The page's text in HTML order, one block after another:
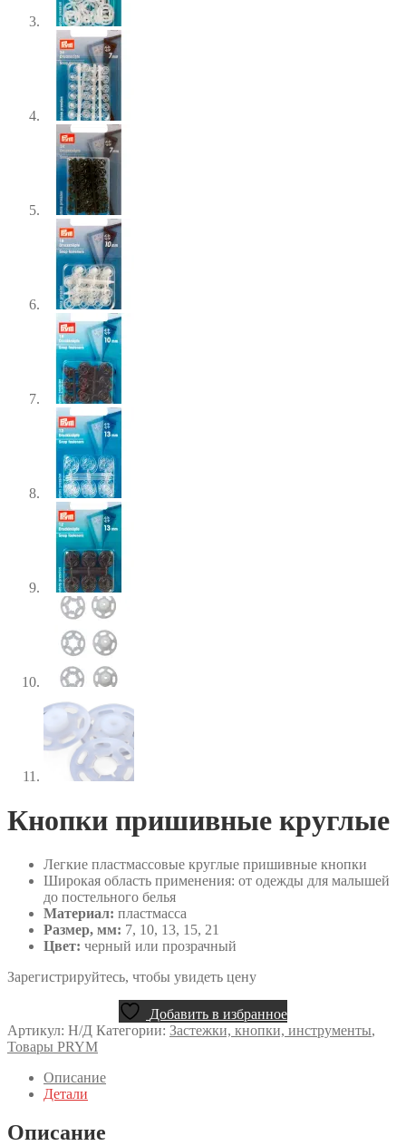
Кнопки пришивные круглые
Легкие пластмассовые круглые пришивные кнопки
Широкая область применения: от одежды для малышей
до постельного белья
Материал: пластмасса
Размер, мм: 7, 10, 13, 15, 21
Цвет: черный или прозрачный
Зарегистрируйтесь, чтобы увидеть цену
Добавить в избранное
Артикул: Н/Д Категории: Застежки, кнопки, инструменты,
Товары PRYM
Описание
Детали
Описание